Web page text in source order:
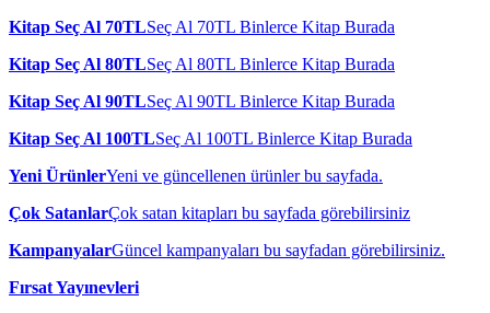
Kitap Seç Al 70TLSeç Al 70TL Binlerce Kitap Burada
Kitap Seç Al 80TLSeç Al 80TL Binlerce Kitap Burada
Kitap Seç Al 90TLSeç Al 90TL Binlerce Kitap Burada
Kitap Seç Al 100TLSeç Al 100TL Binlerce Kitap Burada
Yeni ÜrünlerYeni ve güncellenen ürünler bu sayfada.
Çok SatanlarÇok satan kitapları bu sayfada görebilirsiniz
KampanyalarGüncel kampanyaları bu sayfadan görebilirsiniz.
Fırsat Yayınevleri